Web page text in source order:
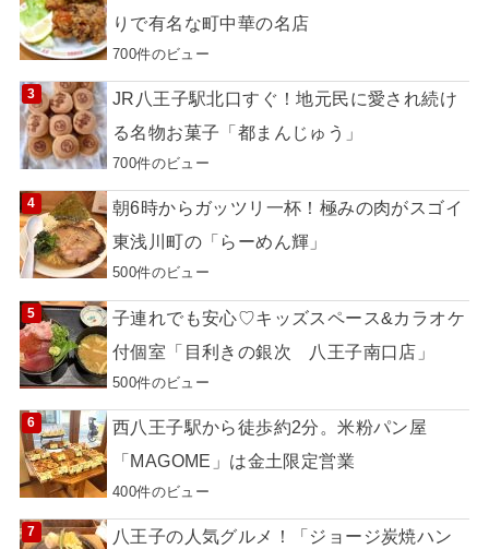
りで有名な町中華の名店
700件のビュー
JR八王子駅北口すぐ！地元民に愛され続け
る名物お菓子「都まんじゅう」
700件のビュー
朝6時からガッツリ一杯！極みの肉がスゴイ
東浅川町の「らーめん輝」
500件のビュー
子連れでも安心♡キッズスペース&カラオケ
付個室「目利きの銀次 八王子南口店」
500件のビュー
西八王子駅から徒歩約2分。米粉パン屋
「MAGOME」は金土限定営業
400件のビュー
八王子の人気グルメ！「ジョージ炭焼ハン